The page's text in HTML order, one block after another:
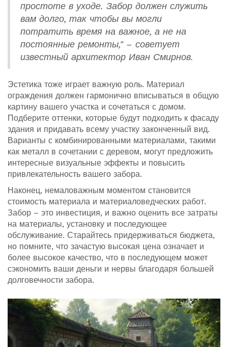
простоте в уходе. Забор должен служить
вам долго, так чтобы вы могли
потратить время на важное, а не на
постоянные ремонты," – советует
известный архитектор Иван Смирнов.
Эстетика тоже играет важную роль. Материал
ограждения должен гармонично вписываться в общую
картину вашего участка и сочетаться с домом.
Подберите оттенки, которые будут подходить к фасаду
здания и придавать всему участку законченный вид.
Варианты с комбинированными материалами, такими
как металл в сочетании с деревом, могут предложить
интересные визуальные эффекты и повысить
привлекательность вашего забора.
Наконец, немаловажным моментом становится
стоимость материала и материаловедческих работ.
Забор – это инвестиция, и важно оценить все затраты
на материалы, установку и последующее
обслуживание. Старайтесь придерживаться бюджета,
но помните, что зачастую высокая цена означает и
более высокое качество, что в последующем может
сэкономить ваши деньги и нервы благодаря большей
долговечности забора.